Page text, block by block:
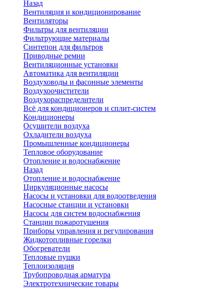
Назад
Вентиляция и кондиционирование
Вентиляторы
Фильтры для вентиляции
Фильтрующие материалы
Синтепон для фильтров
Приводные ремни
Вентиляционные установки
Автоматика для вентиляции
Воздуховоды и фасонные элементы
Воздухоочистители
Воздухораспределители
Всё для кондиционеров и сплит-систем
Кондиционеры
Осушители воздуха
Охладители воздуха
Промышленные кондиционеры
Тепловое оборудование
Отопление и водоснабжение
Назад
Отопление и водоснабжение
Циркуляционные насосы
Насосы и установки для водоотведения
Насосные станции и установки
Насосы для систем водоснабжения
Станции пожаротушения
Приборы управления и регулирования
Жидкотопливные горелки
Обогреватели
Тепловые пушки
Теплоизоляция
Трубопроводная арматура
Электротехнические товары